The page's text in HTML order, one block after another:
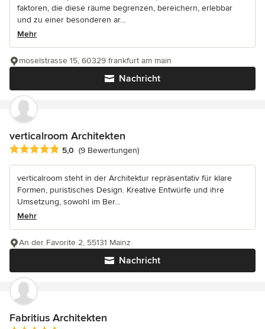
faktoren, die diese räume begrenzen, bereichern, erlebbar
und zu einer besonderen ar...
Mehr
Nachricht
moselstrasse 15, 60329 frankfurt am main
verticalroom Architekten
Durchschnittliche Bewertung: 5 von 5 Sternen
5,0 (9 Bewertungen)
verticalroom steht in der Architektur repräsentativ für klare
Formen, puristisches Design. Kreative Entwürfe und ihre
Umsetzung, sowohl im Ber...
Mehr
Nachricht
An der Favorite 2, 55131 Mainz
Fabritius Architekten